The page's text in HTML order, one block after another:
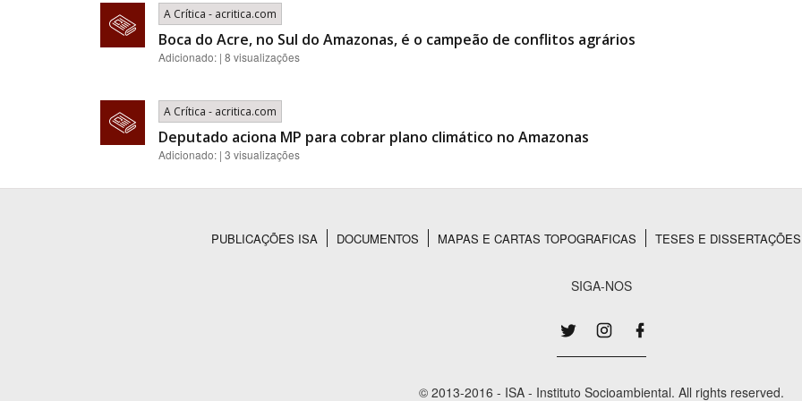
A Crítica - acritica.com
Boca do Acre, no Sul do Amazonas, é o campeão de conflitos agrários
Adicionado: | 8 visualizações
A Crítica - acritica.com
Deputado aciona MP para cobrar plano climático no Amazonas
Adicionado: | 3 visualizações
PUBLICAÇÕES ISA DOCUMENTOS MAPAS E CARTAS TOPOGRAFICAS TESES E DISSERTAÇÕES
SIGA-NOS
© 2013-2016 - ISA - Instituto Socioambiental. All rights reserved.